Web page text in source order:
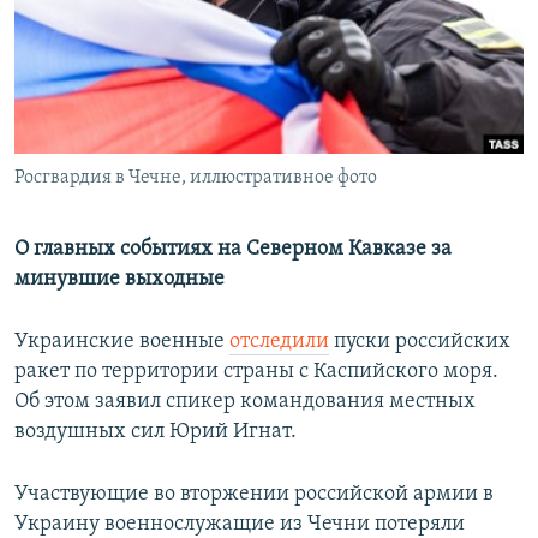
РАСПИСАНИЕ ВЕЩАНИЯ
ПОДПИШИТЕСЬ НА РАССЫЛКУ
СОЦИАЛЬНЫЕ СЕТИ
Все сайты РСЕ/РС
Росгвардия в Чечне, иллюстративное фото
О главных событиях на Северном Кавказе за
минувшие выходные
Украинские военные отследили пуски российских
ракет по территории страны с Каспийского моря.
Об этом заявил спикер командования местных
воздушных сил Юрий Игнат.
Участвующие во вторжении российской армии в
Украину военнослужащие из Чечни потеряли